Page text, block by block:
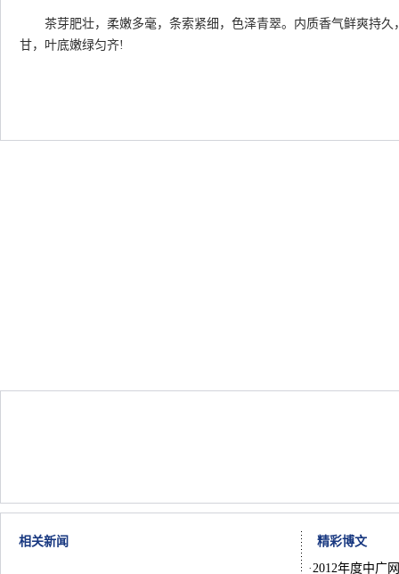
茶芽肥壮，柔嫩多毫，条索紧细，色泽青翠。内质香气鲜爽持久
甘，叶底嫩绿匀齐!
相关新闻
精彩博文
·2012年度中广